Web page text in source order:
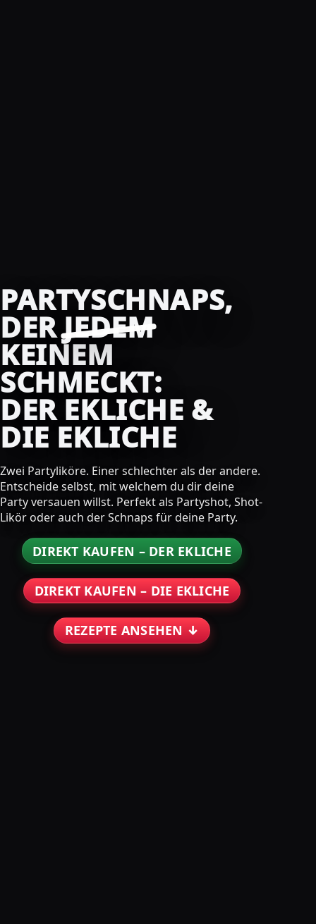
PARTYSCHNAPS,
DERJEDEM
KEINEM
SCHMECKT:
DER EKLICHE &
DIE EKLICHE
Zwei Partyliköre. Einer schlechter als der andere.
Entscheide selbst, mit welchem du dir deine
Party versauen willst. Perfekt als Partyshot, Shot-
Likör oder auch der Schnaps für deine Party.
DIREKT KAUFEN – DER EKLICHE
DIREKT KAUFEN – DIE EKLICHE
REZEPTE ANSEHEN ↓